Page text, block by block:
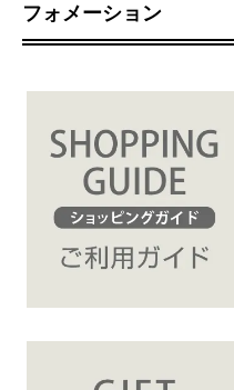
フォメーション